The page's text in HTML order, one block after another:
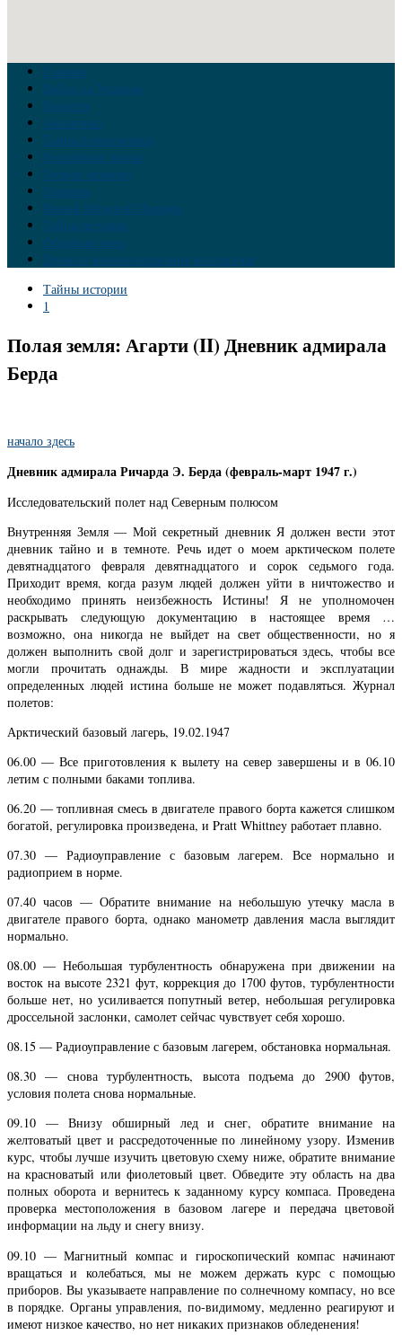
Главная
Война на Украине
Новости
Аналитика
Тайны Геополитики
Российские элиты
Теория заговора
Украина
Новый Мировой Порядок
Тайны истории
Обратная связь
Правила комментирования материалов
Тайны истории
1
Полая земля: Агарти (II) Дневник адмирала
Берда
начало здесь
Дневник адмирала Ричарда Э. Берда (февраль-март 1947 г.)
Исследовательский полет над Северным полюсом
Внутренняя Земля — ​​Мой секретный дневник Я должен вести этот
дневник тайно и в темноте. Речь идет о моем арктическом полете
девятнадцатого февраля девятнадцатого и сорок седьмого года.
Приходит время, когда разум людей должен уйти в ничтожество и
необходимо принять неизбежность Истины! Я не уполномочен
раскрывать следующую документацию в настоящее время …
возможно, она никогда не выйдет на свет общественности, но я
должен выполнить свой долг и зарегистрироваться здесь, чтобы все
могли прочитать однажды. В мире жадности и эксплуатации
определенных людей истина больше не может подавляться. Журнал
полетов:
Арктический базовый лагерь, 19.02.1947
06.00 — Все приготовления к вылету на север завершены и в 06.10
летим с полными баками топлива.
06.20 — топливная смесь в двигателе правого борта кажется слишком
богатой, регулировка произведена, и Pratt Whittney работает плавно.
07.30 — Радиоуправление с базовым лагерем. Все нормально и
радиоприем в норме.
07.40 часов — Обратите внимание на небольшую утечку масла в
двигателе правого борта, однако манометр давления масла выглядит
нормально.
08.00 — Небольшая турбулентность обнаружена при движении на
восток на высоте 2321 фут, коррекция до 1700 футов, турбулентности
больше нет, но усиливается попутный ветер, небольшая регулировка
дроссельной заслонки, самолет сейчас чувствует себя хорошо.
08.15 — Радиоуправление с базовым лагерем, обстановка нормальная.
08.30 — снова турбулентность, высота подъема до 2900 футов,
условия полета снова нормальные.
09.10 — Внизу обширный лед и снег, обратите внимание на
желтоватый цвет и рассредоточенные по линейному узору. Изменив
курс, чтобы лучше изучить цветовую схему ниже, обратите внимание
на красноватый или фиолетовый цвет. Обведите эту область на два
полных оборота и вернитесь к заданному курсу компаса. Проведена
проверка местоположения в базовом лагере и передача цветовой
информации на льду и снегу внизу.
09.10 — Магнитный компас и гироскопический компас начинают
вращаться и колебаться, мы не можем держать курс с помощью
приборов. Вы указываете направление по солнечному компасу, но все
в порядке. Органы управления, по-видимому, медленно реагируют и
имеют низкое качество, но нет никаких признаков обледенения!